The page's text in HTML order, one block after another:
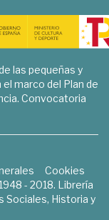
las pequeñas y
marco del Plan de
Convocatoria
Cookies
- 2018. Librería
Sociales, Historia y